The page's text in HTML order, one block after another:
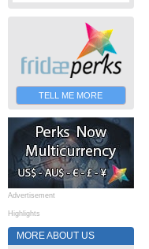
TELL ME MORE
Advertisement
Highlights
MORE ABOUT US